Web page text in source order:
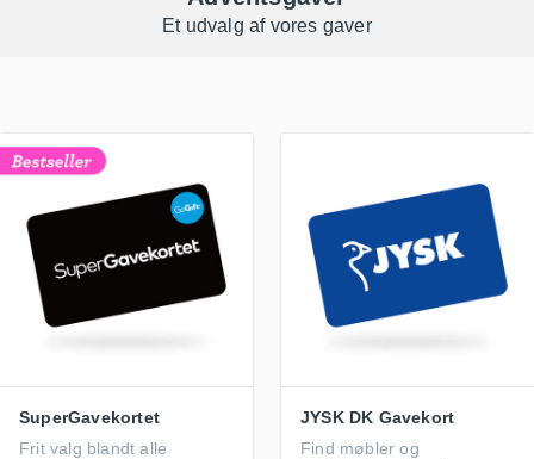
Et udvalg af vores gaver
SuperGavekortet
Frit valg blandt alle
JYSK DK Gavekort
Find møbler og